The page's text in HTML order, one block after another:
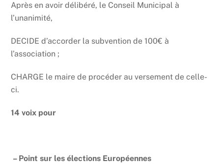
Après en avoir délibéré, le Conseil Municipal à
l’unanimité,
DECIDE d’accorder la subvention de 100€ à
l’association ;
CHARGE le maire de procéder au versement de celle-
ci.
14 voix pour
– Point sur les élections Européennes